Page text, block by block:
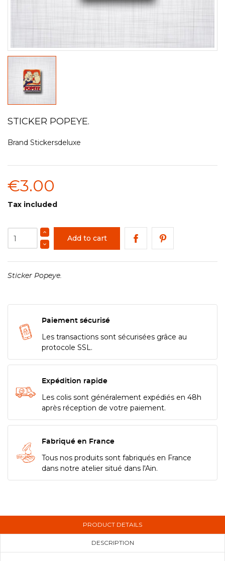
STICKER POPEYE.
Brand Stickersdeluxe
€3.00
Tax included
Add to cart
Sticker Popeye.
Paiement sécurisé
Les transactions sont sécurisées grâce au
protocole SSL.
Expédition rapide
Les colis sont généralement expédiés en 48h
après réception de votre paiement.
Fabriqué en France
Tous nos produits sont fabriqués en France
dans notre atelier situé dans l'Ain.
PRODUCT DETAILS
DESCRIPTION